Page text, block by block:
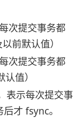
次提交事务都
前默认值）
次提交事务都
值）
表示每次提交事
才 fsync。